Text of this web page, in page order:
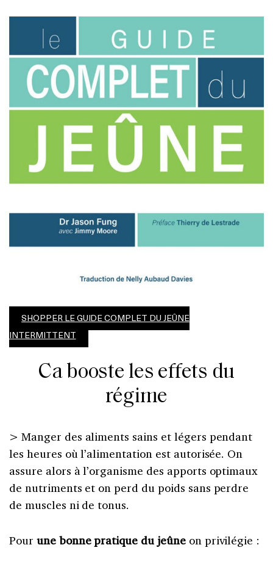
SHOPPER LE GUIDE COMPLET DU JEÛNE
INTERMITTENT
Ca booste les effets du
régime
> Manger des aliments sains et légers pendant
les heures où l’alimentation est autorisée. On
assure alors à l’organisme des apports optimaux
de nutriments et on perd du poids sans perdre
de muscles ni de tonus.
Pour une bonne pratique du jeûneon privilégie :